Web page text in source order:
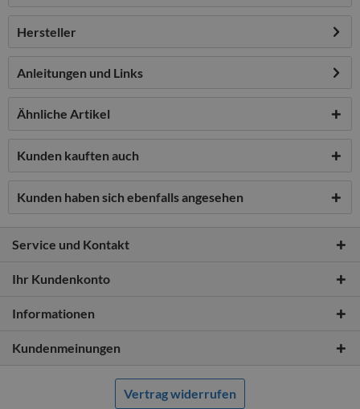
Hersteller
Anleitungen und Links
Ähnliche Artikel
Kunden kauften auch
Kunden haben sich ebenfalls angesehen
Service und Kontakt
Ihr Kundenkonto
Informationen
Kundenmeinungen
Vertrag widerrufen